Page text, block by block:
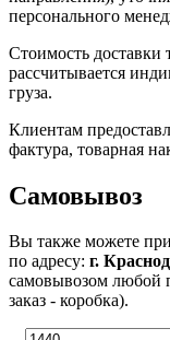
персонального
Стоимость
рассчитывается
груза.
Клиентам
фактура, товарная
Самовывоз
Вы также можете
по адресу: г.
самовывозом любой
заказ - коробка).